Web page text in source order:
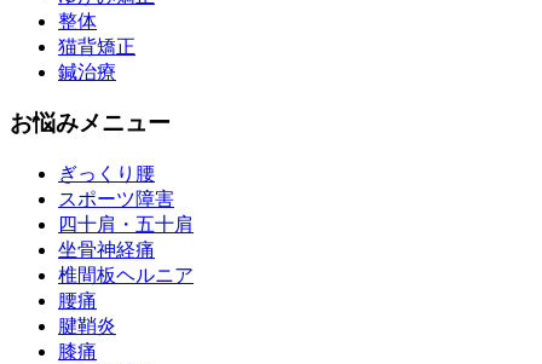
整体
猫背矯正
鍼治療
お悩みメニュー
ぎっくり腰
スポーツ障害
四十肩・五十肩
坐骨神経痛
椎間板ヘルニア
腰痛
腱鞘炎
膝痛